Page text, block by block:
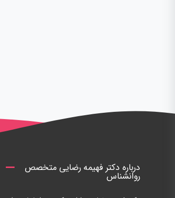
درباره دکتر فهیمه رضایی متخصص
روانشناس